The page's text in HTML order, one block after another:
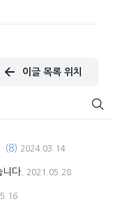
이글 목록 위치
(8) 2024.03.14
다. 2021.05.28